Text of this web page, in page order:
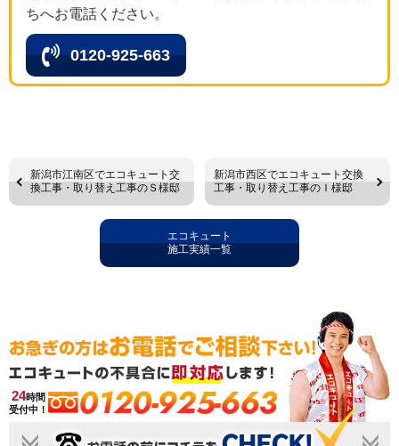
ちへお電話ください。
0120-925-663
新潟市江南区でエコキュート交
換工事・取り替え工事のＳ様邸
新潟市西区でエコキュート交換
工事・取り替え工事のＩ様邸
エコキュート
施工実績一覧
24時間
受付中！
0120-925-663